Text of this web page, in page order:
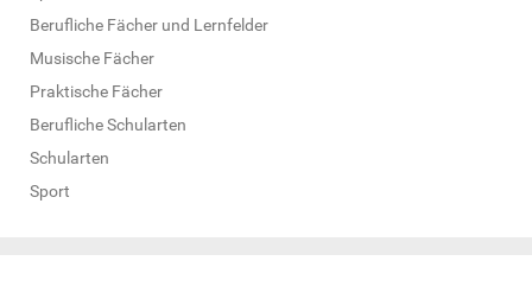
Berufliche Fächer und Lernfelder
Musische Fächer
Praktische Fächer
Berufliche Schularten
Schularten
Sport